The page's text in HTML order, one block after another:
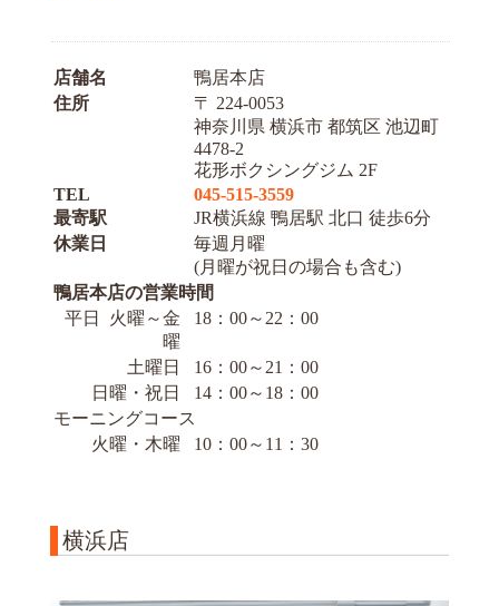
店舗名
鴨居本店
住所
〒 224-0053
神奈川県 横浜市 都筑区 池辺町
4478-2
花形ボクシングジム 2F
TEL
045-515-3559
最寄駅
JR横浜線 鴨居駅 北口 徒歩6分
休業日
毎週月曜
(月曜が祝日の場合も含む)
鴨居本店の営業時間
平日 火曜～金
曜
18：00～22：00
土曜日
16：00～21：00
日曜・祝日
14：00～18：00
モーニングコース
火曜・木曜
10：00～11：30
横浜店